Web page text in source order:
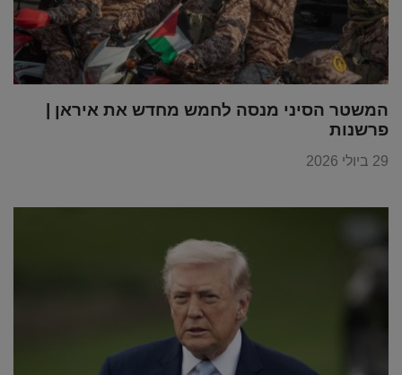
המשטר הסיני מנסה לחמש מחדש את איראן |
פרשנות
29 ביולי 2026